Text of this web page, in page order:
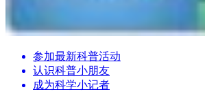
参加最新科普活动
认识科普小朋友
成为科学小记者